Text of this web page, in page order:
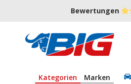
Zum Menü springen
Fußzeile springen
Barrierefreiheits-Widget öffnen
Bewertungen
Batterie-
Industrie-
Kategorien Marken